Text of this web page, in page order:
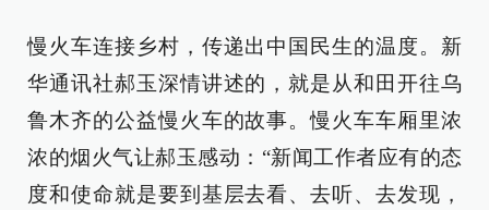
慢火车连接乡村，传递出中国民生的温度。新
华通讯社郝玉深情讲述的，就是从和田开往乌
鲁木齐的公益慢火车的故事。慢火车车厢里浓
浓的烟火气让郝玉感动：“新闻工作者应有的态
度和使命就是要到基层去看、去听、去发现，